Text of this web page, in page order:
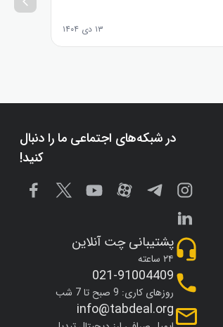
۱۳ دی ۱۴۰۴
در شبکه‌های اجتماعی ما را دنبال
کنید!
پشتیبانی چت آنلاین
۲۴ ساعته
021-91004409
روزهای کاری: 9 صبح تا 7 شب
info@tabdeal.org